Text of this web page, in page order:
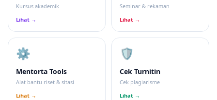
Kursus akademik
Lihat →
Seminar & rekaman
Lihat →
⚙️
Mentorta Tools
Alat bantu riset & sitasi
Lihat →
🛡
Cek Turnitin
Cek plagiarisme
Lihat →